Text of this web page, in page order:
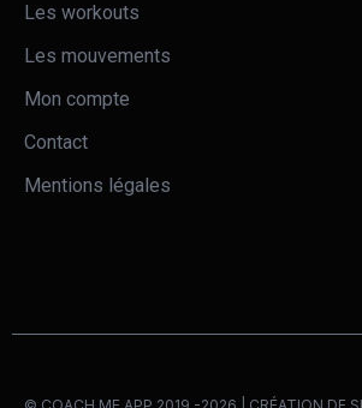
Les workouts
Les mouvements
Mon compte
Contact
Mentions légales